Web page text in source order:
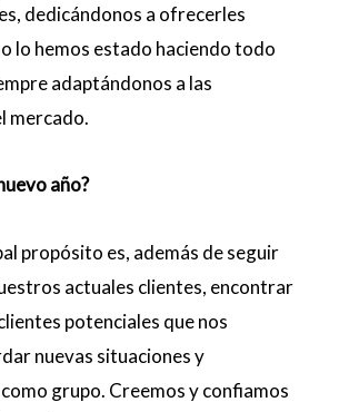
dedicándonos a ofrecerles
lo hemos estado haciendo todo
adaptándonos a las
mercado.
año?
propósito es, además de seguir
actuales clientes, encontrar
potenciales que nos
nuevas situaciones y
grupo. Creemos y confiamos